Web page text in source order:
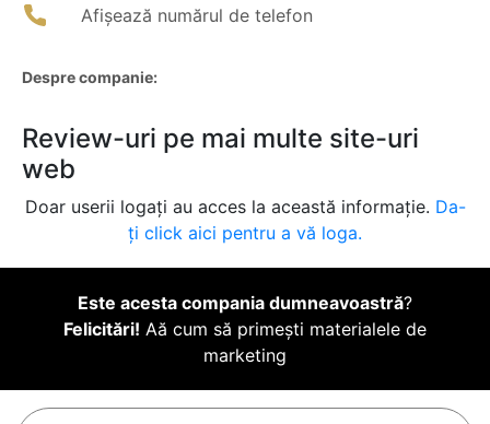
Afișează numărul de telefon
Despre companie:
Review-uri pe mai multe site-uri
web
Doar userii logați au acces la această informație. Da-
ți click aici pentru a vă loga.
Este acesta compania dumneavoastră?
Felicitări! Aă cum să primești materialele de
marketing